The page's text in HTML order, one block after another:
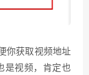
你获取视频地址
是视频，肯定也